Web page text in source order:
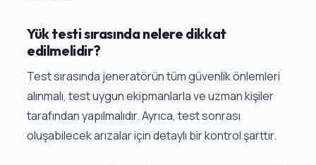
Yük testi sırasında nelere dikkat
edilmelidir?
Test sırasında jeneratörün tüm güvenlik önlemleri
alınmalı, test uygun ekipmanlarla ve uzman kişiler
tarafından yapılmalıdır. Ayrıca, test sonrası
oluşabilecek arızalar için detaylı bir kontrol şarttır.